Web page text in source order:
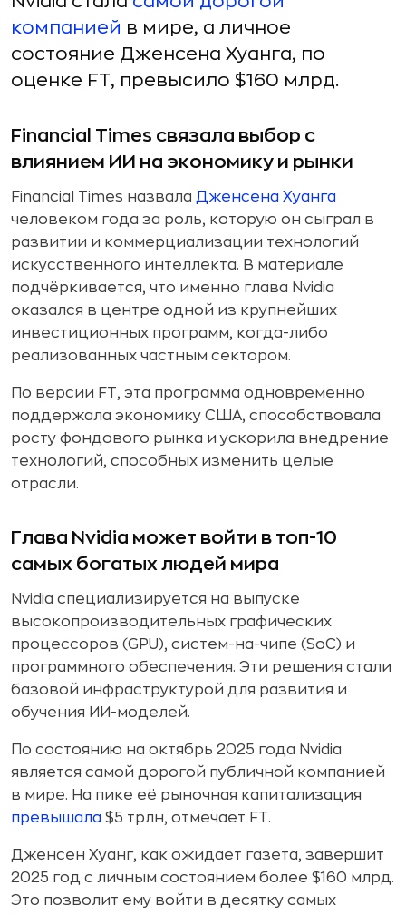
компанией в мире, а личное
состояние Дженсена Хуанга, по
оценке FT, превысило $160 млрд.
Financial Times связала выбор с
влиянием ИИ на экономику и рынки
Financial Times назвала Дженсена Хуанга
человеком года за роль, которую он сыграл в
развитии и коммерциализации технологий
искусственного интеллекта. В материале
подчёркивается, что именно глава Nvidia
оказался в центре одной из крупнейших
инвестиционных программ, когда-либо
реализованных частным сектором.
По версии FT, эта программа одновременно
поддержала экономику США, способствовала
росту фондового рынка и ускорила внедрение
технологий, способных изменить целые
отрасли.
Глава Nvidia может войти в топ-10
самых богатых людей мира
Nvidia специализируется на выпуске
высокопроизводительных графических
процессоров (GPU), систем-на-чипе (SoC) и
программного обеспечения. Эти решения стали
базовой инфраструктурой для развития и
обучения ИИ-моделей.
По состоянию на октябрь 2025 года Nvidia
является самой дорогой публичной компанией
в мире. На пике её рыночная капитализация
превышала $5 трлн, отмечает FT.
Дженсен Хуанг, как ожидает газета, завершит
2025 год с личным состоянием более $160 млрд.
Это позволит ему войти в десятку самых